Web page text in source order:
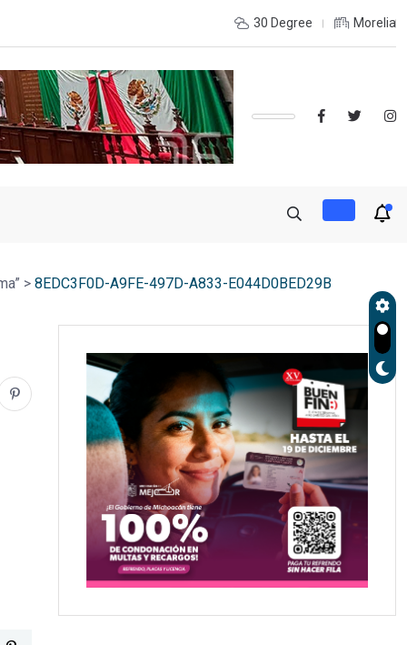
exportación de aguacate a partir de mañana
30 Degree Morelia
> 8EDC3F0D-A9FE-497D-A833-E044D0BED29B